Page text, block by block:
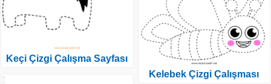
Keçi Çizgi Çalışma Sayfası
Kelebek Çizgi Çalışması